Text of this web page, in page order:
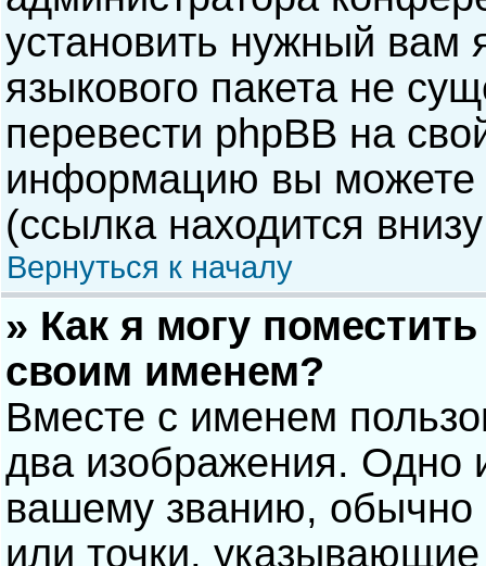
установить нужный вам
языкового пакета не
перевести phpBB на
информацию вы можете
(ссылка находится
Вернуться к началу
» Как я могу
своим именем?
Вместе с именем
два изображения. Одно
вашему званию, обычно
или точки,